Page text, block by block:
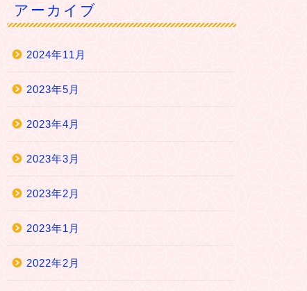
アーカイブ
2024年11月
2023年5月
2023年4月
2023年3月
2023年2月
2023年1月
2022年2月